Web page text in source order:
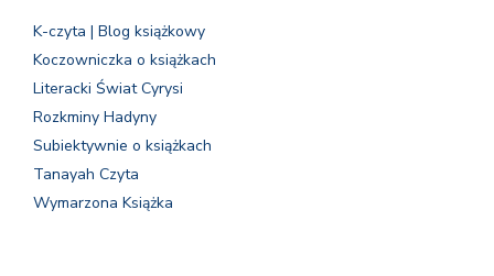
K-czyta | Blog książkowy
Koczowniczka o książkach
Literacki Świat Cyrysi
Rozkminy Hadyny
Subiektywnie o książkach
Tanayah Czyta
Wymarzona Książka